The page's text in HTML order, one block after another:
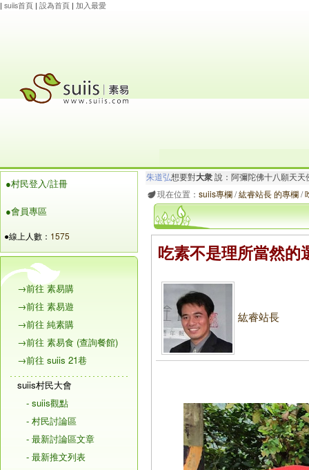
| suiis首頁 | 設為首頁 | 加入最愛
●村民登入/註冊
●會員專區
●線上人數： 1575
→前往 素易購
→前往 素易遊
→前往 純素購
→前往 素易食 (查詢餐館)
→前往 suiis 21巷
suiis村民大會
- suiis觀點
- 村民討論區
- 最新討論區文章
- 最新推文列表
朱道弘想要對大衆說：阿彌陀佛十八願天
現在位置： suiis專欄/紘睿站長 的專欄/
吃素不是理所當然的
紘睿站長